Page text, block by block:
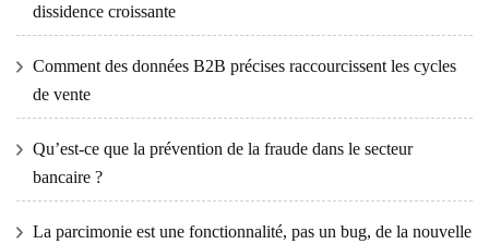
dissidence croissante
Comment des données B2B précises raccourcissent les cycles
de vente
Qu’est-ce que la prévention de la fraude dans le secteur
bancaire ?
La parcimonie est une fonctionnalité, pas un bug, de la nouvelle